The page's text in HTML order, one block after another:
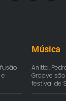
Música
Anitta,
Groove
festival de